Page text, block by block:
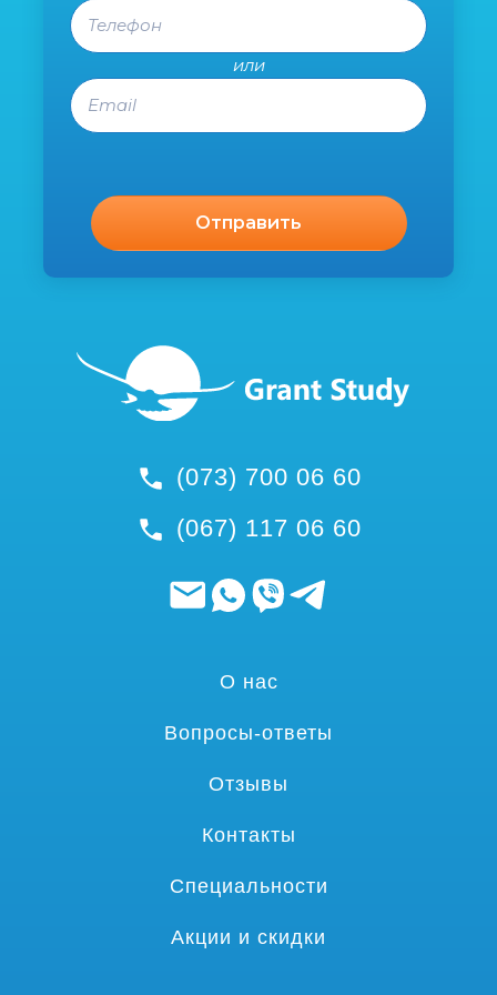
(073) 700 06 60
(067) 117 06 60
Телефон
или
Email
О нас
Вопросы-ответы
Отзывы
Контакты
Специальности
Акции и скидки